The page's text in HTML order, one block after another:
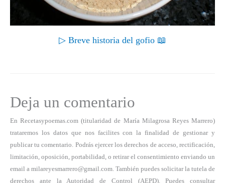
▷ Breve historia del gofio 📖
Deja un comentario
En Recetasypoemas.com (titularidad de María Milagrosa Reyes Marrero)
trataremos los datos que nos facilites con la finalidad de gestionar y
publicar tu comentario. Podrás ejercer los derechos de acceso, rectificación,
limitación, oposición, portabilidad, o retirar el consentimiento enviando un
email a milareyesmarrero@gmail.com. También puedes solicitar la tutela de
derechos ante la Autoridad de Control (AEPD). Puedes consultar